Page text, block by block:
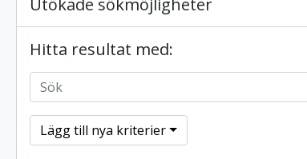
Utökade sökmöjligheter
Hitta resultat med:
Lägg till nya kriterier